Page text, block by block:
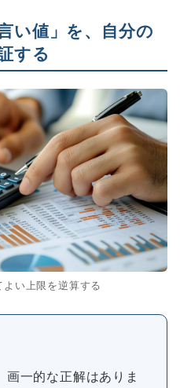
い値」を、自分の
する
い上限を逆算する
一的な正解はありま